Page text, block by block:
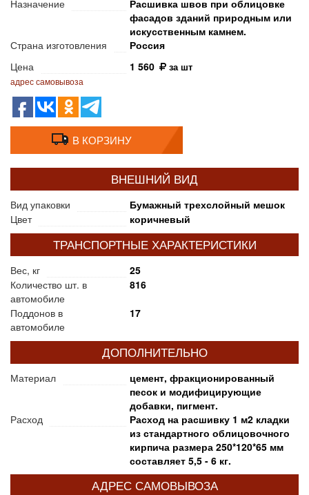
Назначение
Расшивка швов при облицовке
фасадов зданий природным или
искусственным камнем.
Страна изготовления
Россия
Цена
1 560 за шт
адрес самовывоза
В КОРЗИНУ
ВНЕШНИЙ ВИД
Вид упаковки
Бумажный трехслойный мешок
Цвет
коричневый
ТРАНСПОРТНЫЕ ХАРАКТЕРИСТИКИ
Вес, кг
25
Количество шт. в
автомобиле
816
Поддонов в
автомобиле
17
ДОПОЛНИТЕЛЬНО
Материал
цемент, фракционированный
песок и модифицирующие
добавки, пигмент.
Расход
Расход на расшивку 1 м2 кладки
из стандартного облицовочного
кирпича размера 250*120*65 мм
составляет 5,5 - 6 кг.
АДРЕС САМОВЫВОЗА